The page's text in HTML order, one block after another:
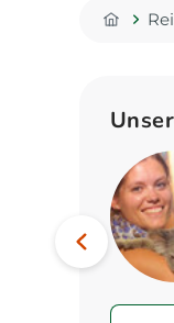
Home